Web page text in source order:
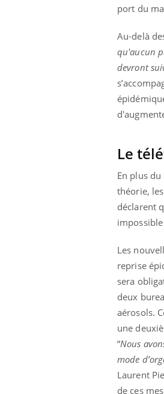
port du
Au-delà
qu'aucun
devront
Le
En plus
théorie,
déclarent
Les
reprise
sera
deux
aérosols.
une
“Nous
mode
Laurent
de ces
rythme de vie !
soleil, activités en